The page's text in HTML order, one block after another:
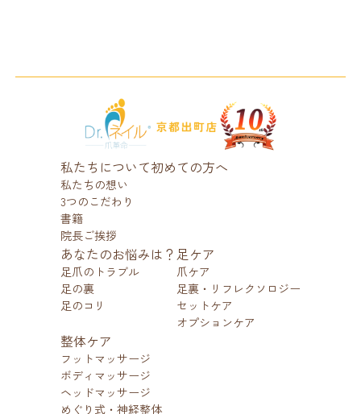
私たちについて
私たちの想い
3つのこだわり
書籍
院長ご挨拶
初めての方へ
あなたのお悩みは？
足爪のトラブル
足の裏
足のコリ
足ケア
爪ケア
足裏・リフレクソロジー
セットケア
オプションケア
整体ケア
フットマッサージ
ボディマッサージ
ヘッドマッサージ
めぐり式・神経整体